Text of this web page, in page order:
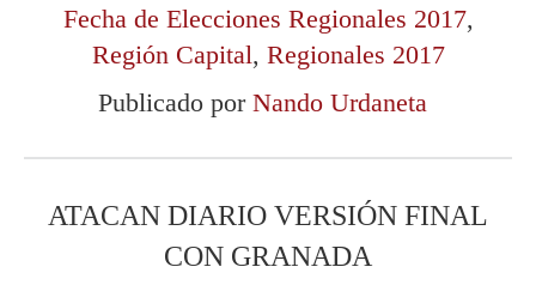
Fecha de Elecciones Regionales 2017,
Región Capital, Regionales 2017
Publicado por Nando Urdaneta
ATACAN DIARIO VERSIÓN FINAL
CON GRANADA